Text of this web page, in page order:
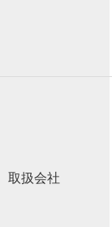
取扱会社